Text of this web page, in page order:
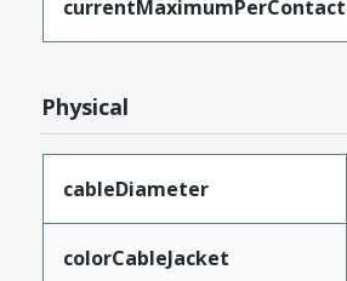
currentMaximumPerContact
Physical
cableDiameter
colorCableJacket